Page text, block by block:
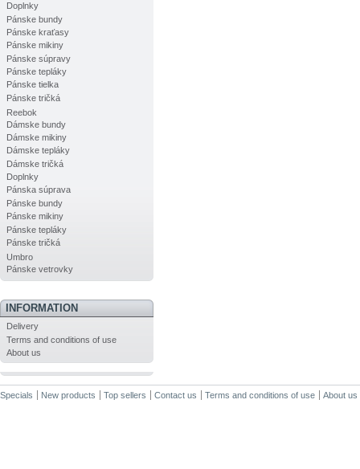
Doplnky
Pánske bundy
Pánske kraťasy
Pánske mikiny
Pánske súpravy
Pánske tepláky
Pánske tielka
Pánske tričká
Reebok
Dámske bundy
Dámske mikiny
Dámske tepláky
Dámske tričká
Doplnky
Pánska súprava
Pánske bundy
Pánske mikiny
Pánske tepláky
Pánske tričká
Umbro
Pánske vetrovky
INFORMATION
Delivery
Terms and conditions of use
About us
Specials New products Top sellers Contact us Terms and conditions of use About us